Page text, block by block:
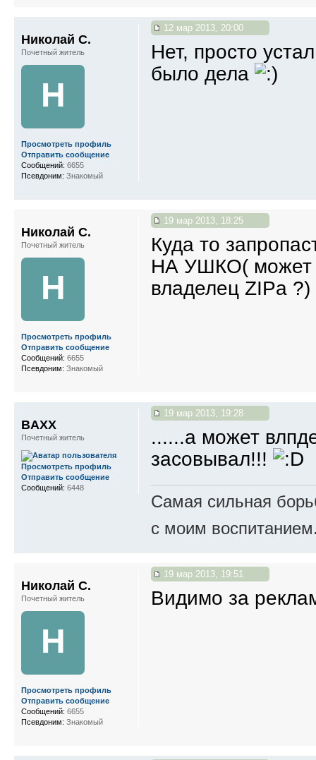
12 мар 2013, 20:00
Нет, просто
было дела
Николай С.
Почетный житель
Н
Просмотреть профиль
Отправить сообщение
Сообщений: 6655
Псевдоним: Знакомый
19 мар 2013, 18:25
Куда то
НА УШКО( может
владелец ZIPa ?)
Николай С.
Почетный житель
Н
Просмотреть профиль
Отправить сообщение
Сообщений: 6655
Псевдоним: Знакомый
19 мар 2013, 19:28
......а может
засовывал!!!
Самая сильная
с моим
BAXX
Почетный житель
Просмотреть профиль
Отправить сообщение
Сообщений: 6448
19 мар 2013, 19:51
Видимо за
Николай С.
Почетный житель
Н
Просмотреть профиль
Отправить сообщение
Сообщений: 6655
Псевдоним: Знакомый